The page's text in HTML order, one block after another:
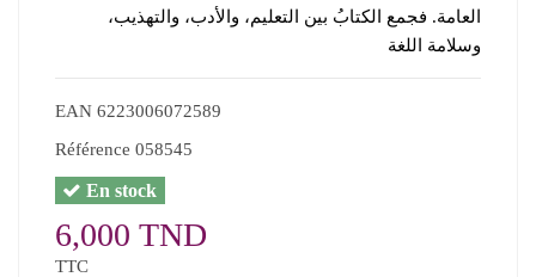
العامة. فجمع الكتابُ بين التعليم، والأدب، والتهذيب،
وسلامة اللغة
EAN 6223006072589
Référence 058545
En stock
6,000 TND
TTC